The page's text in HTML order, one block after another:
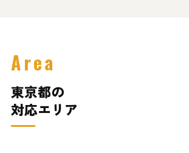
Area
東京都の
対応エリア